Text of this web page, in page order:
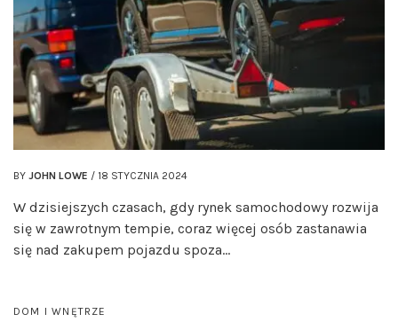
BY JOHN LOWE / 18 STYCZNIA 2024
W dzisiejszych czasach, gdy rynek samochodowy rozwija
się w zawrotnym tempie, coraz więcej osób zastanawia
się nad zakupem pojazdu spoza…
DOM I WNĘTRZE